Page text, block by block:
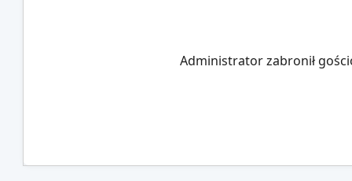
Administrator zabronił